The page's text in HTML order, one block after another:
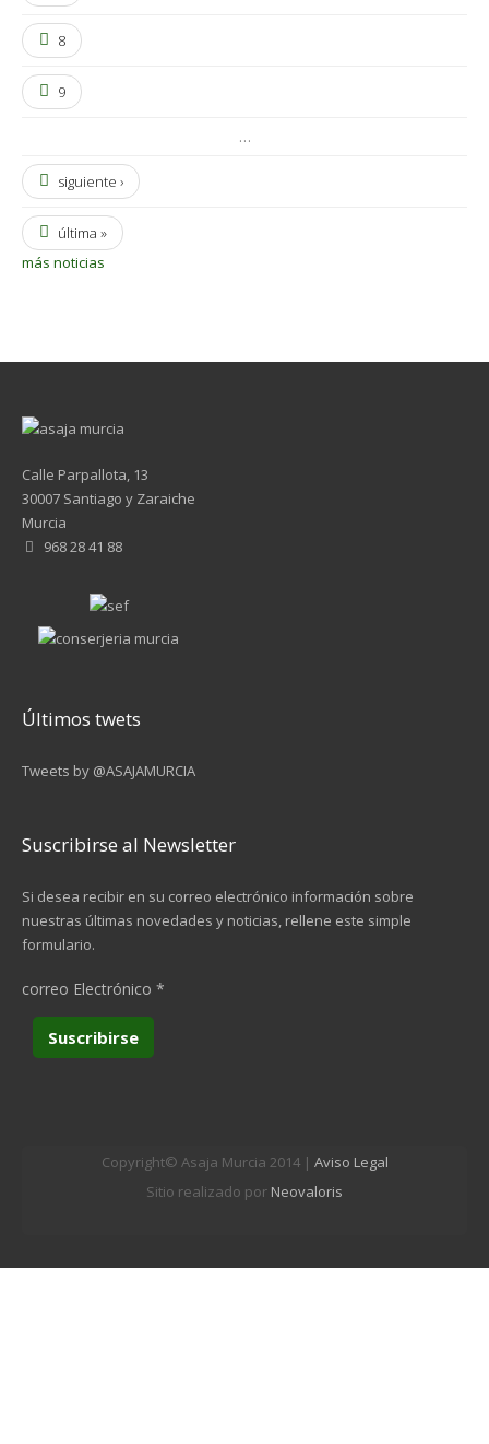
8
9
…
siguiente ›
última »
más noticias
Calle Parpallota, 13
30007 Santiago y Zaraiche
Murcia
968 28 41 88
Últimos twets
Tweets by @ASAJAMURCIA
Suscribirse al Newsletter
Si desea recibir en su correo electrónico información sobre
nuestras últimas novedades y noticias, rellene este simple
formulario.
correo Electrónico *
Copyright© Asaja Murcia 2014 | Aviso Legal
Sitio realizado por Neovaloris